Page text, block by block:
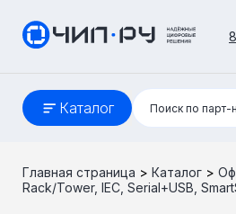
Каталог
Поиск:
Поиск по
Главная страница > Каталог >
Rack/Tower, IEC, Serial+USB,